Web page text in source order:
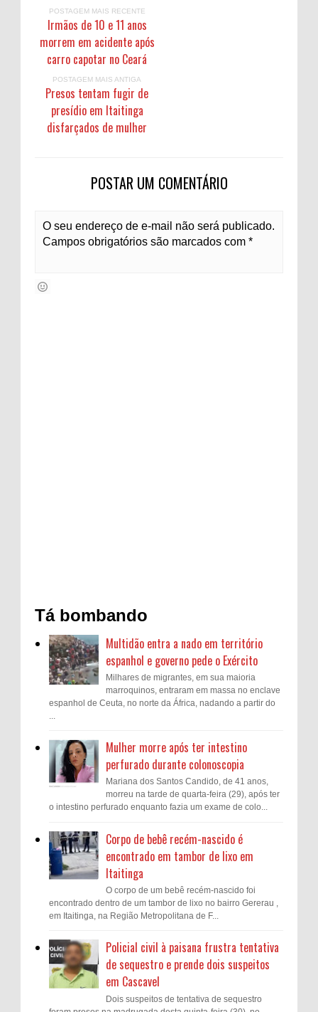
POSTAGEM MAIS RECENTE
Irmãos de 10 e 11 anos
morrem em acidente após
carro capotar no Ceará
POSTAGEM MAIS ANTIGA
Presos tentam fugir de
presídio em Itaitinga
disfarçados de mulher
POSTAR UM COMENTÁRIO
O seu endereço de e-mail não será publicado.
Campos obrigatórios são marcados com *
Tá bombando
Multidão entra a nado em território
espanhol e governo pede o Exército
Milhares de migrantes, em sua maioria
marroquinos, entraram em massa no enclave
espanhol de Ceuta, no norte da África, nadando a partir do
...
Mulher morre após ter intestino
perfurado durante colonoscopia
Mariana dos Santos Candido, de 41 anos,
morreu na tarde de quarta-feira (29), após ter
o intestino perfurado enquanto fazia um exame de colo...
Corpo de bebê recém-nascido é
encontrado em tambor de lixo em
Itaitinga
O corpo de um bebê recém-nascido foi
encontrado dentro de um tambor de lixo no bairro Gererau ,
em Itaitinga, na Região Metropolitana de F...
Policial civil à paisana frustra tentativa
de sequestro e prende dois suspeitos
em Cascavel
Dois suspeitos de tentativa de sequestro